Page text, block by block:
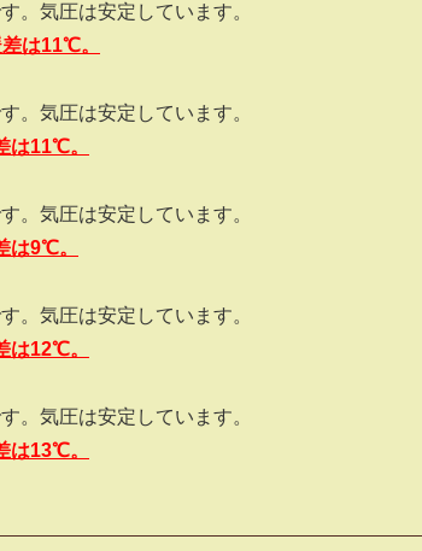
。気圧は安定しています。
は11℃。
。気圧は安定しています。
は11℃。
。気圧は安定しています。
は9℃。
。気圧は安定しています。
は12℃。
。気圧は安定しています。
は13℃。